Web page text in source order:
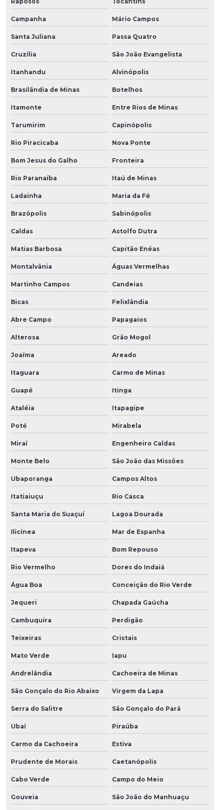
Campanha Mário Campos
Santa Juliana Passa Quatro
Cruzília São João Evangelista
Itanhandu Alvinópolis
Brasilândia de Minas Botelhos
Itamonte Entre Rios de Minas
Tarumirim Capinópolis
Rio Piracicaba Nova Ponte
Bom Jesus do Galho Fronteira
Rio Paranaíba Itaú de Minas
Ladainha Maria da Fé
Brazópolis Sabinópolis
Caldas Astolfo Dutra
Matias Barbosa Capitão Enéas
Montalvânia Águas Vermelhas
Martinho Campos Candeias
Bicas Felixlândia
Abre Campo Papagaios
Alterosa Grão Mogol
Joaíma Areado
Itaguara Carmo de Minas
Guapé Itinga
Ataléia Itapagipe
Poté Mirabela
Miraí Engenheiro Caldas
Monte Belo São João das Missões
Ubaporanga Campos Altos
Itatiaiuçu Rio Casca
Santa Maria do Suaçuí Lagoa Dourada
Ilicínea Mar de Espanha
Itapeva Bom Repouso
Rio Vermelho Dores do Indaiá
Água Boa Conceição do Rio Verde
Jequeri Chapada Gaúcha
Cambuquira Perdigão
Teixeiras Cristais
Mato Verde Iapu
Andrelândia Cachoeira de Minas
São Gonçalo do Rio Abaixo Virgem da Lapa
Serra do Salitre São Gonçalo do Pará
Ubaí Piraúba
Carmo da Cachoeira Estiva
Prudente de Morais Caetanópolis
Cabo Verde Campo do Meio
Gouveia São João do Manhuaçu